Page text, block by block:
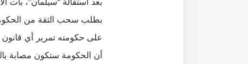
بطلب سحب الثقة من
أن الحكومة ستكون مصابة